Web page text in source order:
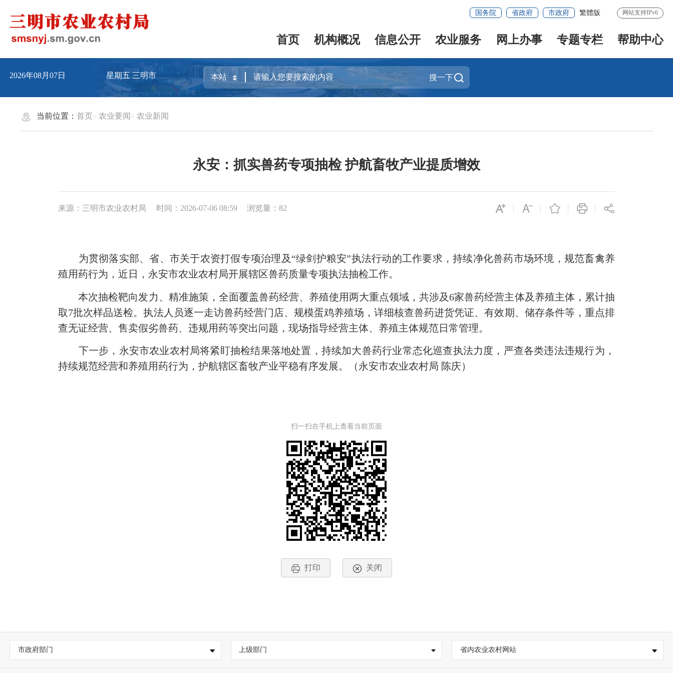
国务院 省政府 市政府 繁體版 网站支持IPv6
首页 机构概况 信息公开 农业服务 网上办事 专题专栏 帮助中心
2026年08月07日 星期五三明市 搜一下
当前位置：首页 农业要闻 农业新闻
永安：抓实兽药专项抽检 护航畜牧产业提质增效
来源：三明市农业农村局 时间：2026-07-06 08:59 浏览量：82
为贯彻落实部、省、市关于农资打假专项治理及“绿剑护粮安”执法行动的工作要求 ，持续净化兽药市场环境，规范畜禽养
殖用药行为，近日，永安市农业农村局开展辖区兽药质量专项执法抽检工作。
本次抽检靶向发力、精准施策，全面覆盖兽药经营、养殖使用两大重点领域，共涉及6家兽药经营主体及养殖主体，累计抽
取7批次样品送检。执法人员逐一走访兽药经营门店、规模蛋鸡养殖场，详细核查兽药进货凭证、有效期、储存条件等，重点排
查无证经营、售卖假劣兽药、违规用药等突出问题，现场指导经营主体、养殖主体规范日常管理。
下一步，永安市农业农村局将紧盯抽检结果落地处置，持续加大兽药行业常态化巡查执法力度，严查各类违法违规行为，
持续规范经营和养殖用药行为，护航辖区畜牧产业平稳有序发展。
（永安市农业农村局 陈庆）
扫一扫在手机上查看当前页面
打印 关闭
市政府部门 上级部门 省内农业农村网站